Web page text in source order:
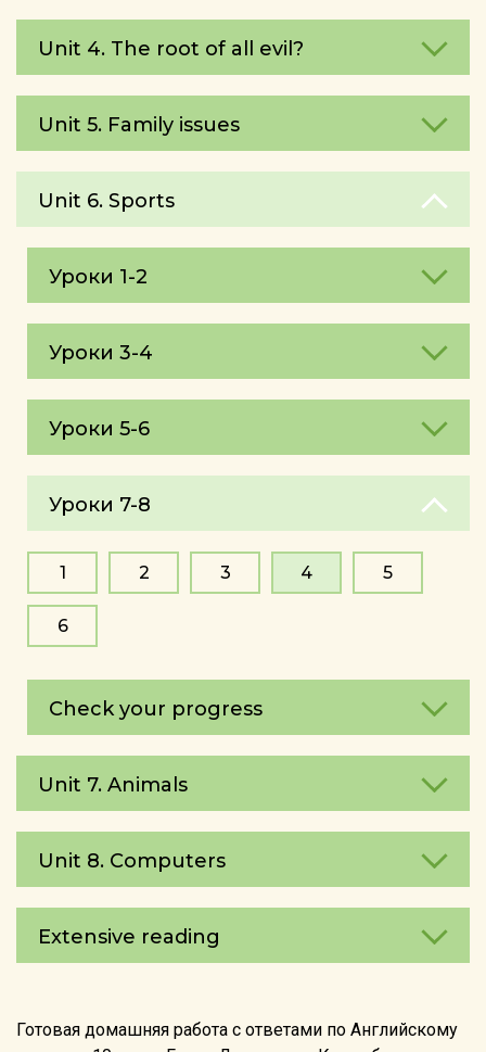
Unit 4. The root of all evil?
Unit 5. Family issues
Unit 6. Sports
Уроки 1-2
Уроки 3-4
Уроки 5-6
Уроки 7-8
1 2 3 4 5
6
Check your progress
Unit 7. Animals
Unit 8. Computers
Extensive reading
Готовая домашняя работа с ответами по Английскому